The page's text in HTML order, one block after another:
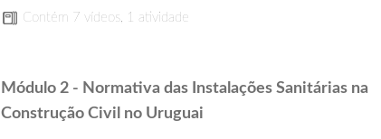
Contém 7 vídeos, 1 atividade
Módulo 2 - Normativa das Instalações Sanitárias na
Construção Civil no Uruguai